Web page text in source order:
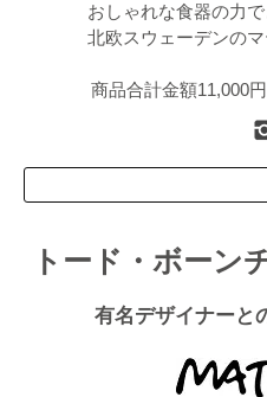
おしゃれな食器の力
北欧スウェーデンの
商品合計金額11,000
トード・ボーン
有名デザイナーと